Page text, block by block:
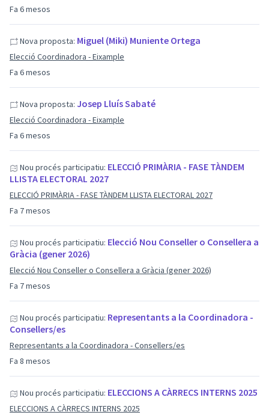
Fa 6 mesos
Fa 6 mesos
Nova proposta: Miguel (Miki) Muniente Ortega
Elecció Coordinadora - Eixample
Fa 6 mesos
Nova proposta: Josep Lluís Sabaté
Elecció Coordinadora - Eixample
Fa 7 mesos
Nou procés participatiu: ELECCIÓ PRIMÀRIA - FASE TÀNDEM
LLISTA ELECTORAL 2027
ELECCIÓ PRIMÀRIA - FASE TÀNDEM LLISTA ELECTORAL 2027
Fa 7 mesos
Nou procés participatiu: Elecció Nou Conseller o Consellera a
Gràcia (gener 2026)
Elecció Nou Conseller o Consellera a Gràcia (gener 2026)
Fa 8 mesos
Nou procés participatiu: Representants a la Coordinadora -
Consellers/es
Representants a la Coordinadora - Consellers/es
Nou procés participatiu: ELECCIONS A CÀRRECS INTERNS 2025
ELECCIONS A CÀRRECS INTERNS 2025